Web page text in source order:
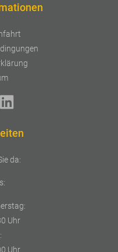
da:
Uhr
Uhr